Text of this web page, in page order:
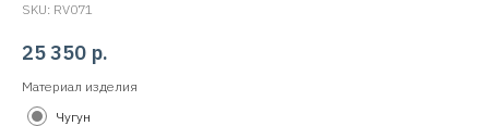
SKU: RV071
25 350 р.
Материал изделия
Чугун